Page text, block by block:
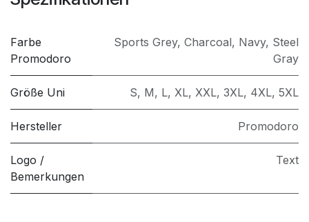
Farbe
Promodoro
Sports Grey, Charcoal, Navy, Steel
Gray
Größe Uni S, M, L, XL, XXL, 3XL, 4XL, 5XL
Hersteller Promodoro
Logo /
Bemerkungen
Text